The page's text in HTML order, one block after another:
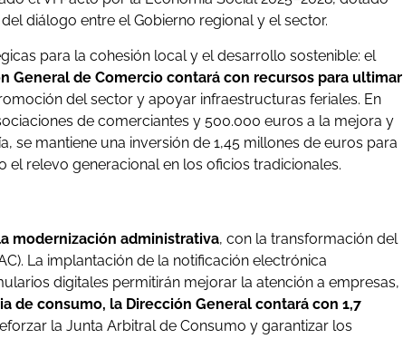
diálogo entre el Gobierno regional y el sector.
para la cohesión local y el desarrollo sostenible: el
General de Comercio contará con recursos para ultimar
del sector y apoyar infraestructuras feriales. En
de comerciantes y 500.000 euros a la mejora y
se mantiene una inversión de 1,45 millones de euros para
relevo generacional en los oficios tradicionales.
modernización administrativa, con la transformación del
La implantación de la notificación electrónica
digitales permitirán mejorar la atención a empresas,
de consumo, la Dirección General contará con 1,7
la Junta Arbitral de Consumo y garantizar los